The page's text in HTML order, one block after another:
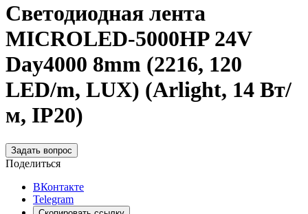
Светодиодная лента
MICROLED-5000HP 24V
Day4000 8mm (2216, 120
LED/m, LUX) (Arlight, 14 Вт/
м, IP20)
Задать вопрос
Поделиться
ВКонтакте
Telegram